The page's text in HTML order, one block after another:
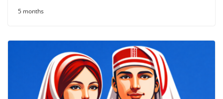
5 months